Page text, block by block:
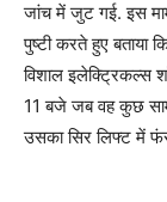
जांच में जुट गई. इस
पुष्टी करते हुए
विशाल इलेक्ट्रिकल्स
11 बजे जब वह कुछ
उसका सिर लिफ्ट में